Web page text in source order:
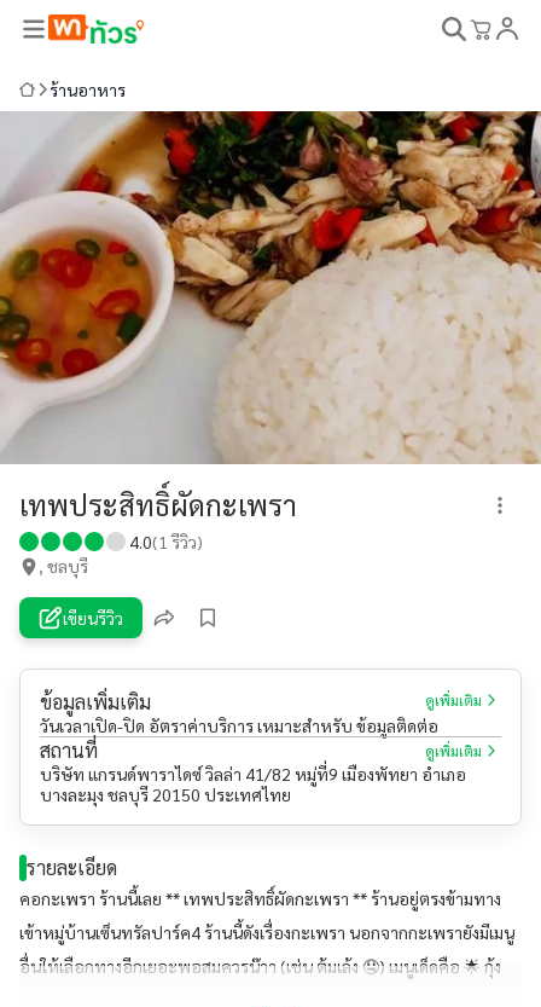
ร้านอาหาร
เทพประสิทธิ์ผัดกะเพรา
4.0(1 รีวิว)
, ชลบุรี
เขียนรีวิว
ข้อมูลเพิ่มเติม ดูเพิ่มเติม
วันเวลาเปิด-ปิด อัตราค่าบริการ เหมาะสำหรับ ข้อมูลติดต่อ
สถานที่ ดูเพิ่มเติม
บริษัท แกรนด์พาราไดซ์ วิลล่า 41/82 หมู่ที่9 เมืองพัทยา อำเภอ
บางละมุง ชลบุรี 20150 ประเทศไทย
รายละเอียด
คอกะเพรา ร้านนี้เลย ** เทพประสิทธิ์ผัดกะเพรา ** ร้านอยู่ตรงข้ามทาง
เข้าหมู่บ้านเซ็นทรัลปาร์ค4 ร้านนี้ดังเรื่องกะเพรา นอกจากกะเพรายังมีเมนู
อื่นให้เลือกทางอีกเยอะพอสมควรน๊าา (เช่น ต้มเล้ง 🤤) เมนูเด็ดคือ 🌟 กุ้ง